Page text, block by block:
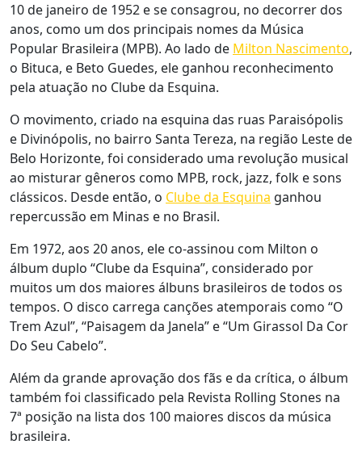
10 de janeiro de 1952 e se consagrou, no decorrer dos
anos, como um dos principais nomes da Música
Popular Brasileira (MPB). Ao lado de Milton Nascimento,
o Bituca, e Beto Guedes, ele ganhou reconhecimento
pela atuação no Clube da Esquina.
O movimento, criado na esquina das ruas Paraisópolis
e Divinópolis, no bairro Santa Tereza, na região Leste de
Belo Horizonte, foi considerado uma revolução musical
ao misturar gêneros como MPB, rock, jazz, folk e sons
clássicos. Desde então, o Clube da Esquina ganhou
repercussão em Minas e no Brasil.
Em 1972, aos 20 anos, ele co-assinou com Milton o
álbum duplo “Clube da Esquina”, considerado por
muitos um dos maiores álbuns brasileiros de todos os
tempos. O disco carrega canções atemporais como “O
Trem Azul”, “Paisagem da Janela” e “Um Girassol Da Cor
Do Seu Cabelo”.
Além da grande aprovação dos fãs e da crítica, o álbum
também foi classificado pela Revista Rolling Stones na
7ª posição na lista dos 100 maiores discos da música
brasileira.